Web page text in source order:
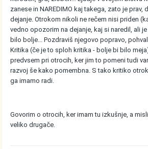
zanese in NAREDIMO kaj takega, zato je prav,
dejanje. Otrokom nikoli ne rečem nisi priden
vedno opozorim na dejanje, kaj si naredil, ali
bilo bolje... Pozdraviš njegovo popravo,
Kritika (če je to sploh kritika - bolje bi bilo
predvsem pri otrocih, ker jim to pomeni tudi
razvoj še kako pomembna. S tako kritiko
ga imamo radi.
Govorim o otrocih, ker imam tu izkušnje, a
veliko drugače.